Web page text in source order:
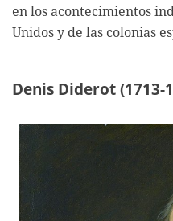
en los acontecimientos
Unidos y de las colonias
Denis Diderot (1713-